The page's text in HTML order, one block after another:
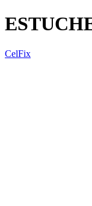
CelFix